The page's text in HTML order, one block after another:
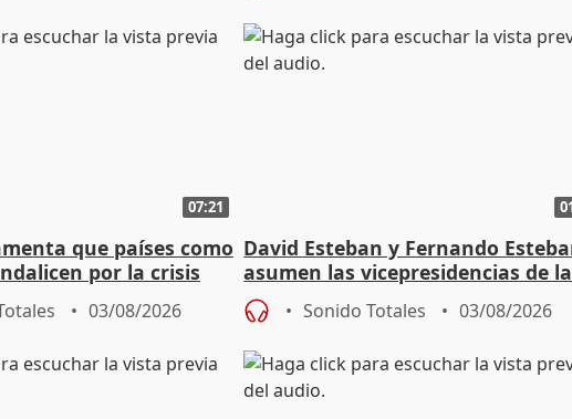
07:21
que países como
por la crisis
03/08/2026
David Esteban y Fernando
asumen las vicepresidencias de la
Diputación de Valladolid
Sonido Totales 03/08/2026